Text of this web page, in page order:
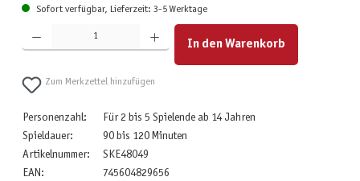
Sofort verfügbar, Lieferzeit: 3-5 Werktage
Produkt Anzahl: Gib den gewünschten Wert ein oder benutze die Schaltflächen um die Anzahl zu
In den Warenkorb
Zum Merkzettel hinzufügen
Personenzahl:
Für 2 bis 5 Spielende ab 14 Jahren
Spieldauer:
90 bis 120 Minuten
Artikelnummer:
SKE48049
EAN:
745604829656